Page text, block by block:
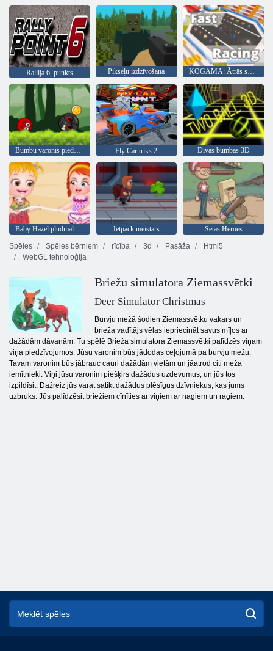
Rallija 6. punkts Pikseļu izdzīvošana KOGAMA: Ātrās sacīkstes
Bumbu varonis piedzīvojums: sarkans lielība bumbu Fly Car triks 2 Divas bumbas 3D
Baby Hazel pludmales ballīte Jetpack meistars
Sētas Heroes
Spēles
Spēles bērniem rīcība 3d Pasāža
Html5
WebGL tehnoloģija
Briežu simulatora Ziemassvētki
Deer Simulator Christmas
Burvju mežā šodien Ziemassvētku vakars un
brieža vadītājs vēlas iepriecināt savus mīļos ar
dažādām dāvanām. Tu spēlē Brieža simulatora Ziemassvētki palīdzēs viņam
viņa piedzīvojumos. Jūsu varonim būs jādodas ceļojumā pa burvju mežu.
Tavam varonim būs jābrauc cauri dažādām vietām un jāatrod citi meža
iemītnieki. Viņi jūsu varonim piešķirs dažādus uzdevumus, un jūs tos
izpildīsit. Dažreiz jūs varat satikt dažādus plēsīgus dzīvniekus, kas jums
uzbruks. Jūs palīdzēsit briežiem cīnīties ar viņiem ar nagiem un ragiem.